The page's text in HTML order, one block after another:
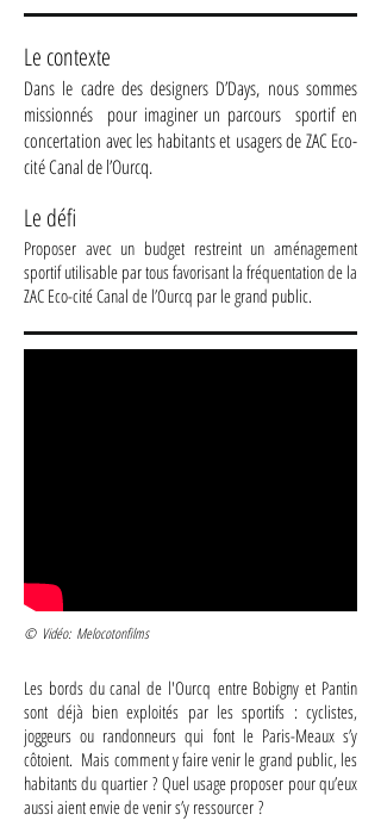
Le contexte
Dans le cadre des designers D’Days, nous sommes
missionnés pour imaginer un parcours sportif en
concertation avec les habitants et usagers de ZAC Eco-
cité Canal de l’Ourcq.
Le défi
Proposer avec un budget restreint un aménagement
sportif utilisable par tous favorisant la fréquentation de la
ZAC Eco-cité Canal de l’Ourcq par le grand public.
© Vidéo: Melocotonfilms
Les bords du canal de l'Ourcq entre Bobigny et Pantin
sont déjà bien exploités par les sportifs : cyclistes,
joggeurs ou randonneurs qui font le Paris-Meaux s’y
côtoient. Mais comment y faire venir le grand public, les
habitants du quartier ? Quel usage proposer pour qu’eux
aussi aient envie de venir s’y ressourcer ?